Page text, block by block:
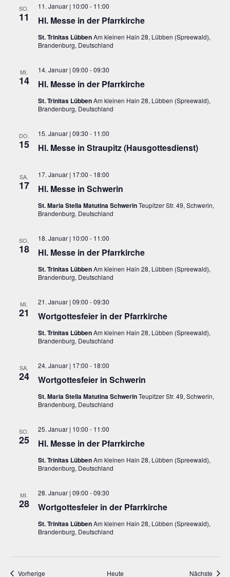
SO.
11 Hl. Messe in der Pfarrkirche
11. Januar | 10:00 - 11:00
St. Trinitas LübbenAm kleinen Hain 28, Lübben (Spreewald),
Brandenburg, Deutschland
MI.
14 Hl. Messe in der Pfarrkirche
14. Januar | 09:00 -09:30
St. Trinitas LübbenAm kleinen Hain 28, Lübben (Spreewald),
Brandenburg, Deutschland
DO.
15 Hl. Messe in Straupitz (Hausgottesdienst)
15. Januar | 09:30 - 11:00
SA.
17 Hl. Messe in Schwerin
17. Januar | 17:00 - 18:00
St. Maria Stella Matutina SchwerinTeupitzer Str. 49, Schwerin,
Brandenburg, Deutschland
SO.
18 Hl. Messe in der Pfarrkirche
18. Januar | 10:00 - 11:00
St. Trinitas LübbenAm kleinen Hain 28, Lübben (Spreewald),
Brandenburg, Deutschland
MI.
21 Wortgottesfeier in der Pfarrkirche
21. Januar | 09:00 -09:30
St. Trinitas LübbenAm kleinen Hain 28, Lübben (Spreewald),
Brandenburg, Deutschland
SA.
24 Wortgottesfeier in Schwerin
24. Januar | 17:00 - 18:00
St. Maria Stella Matutina SchwerinTeupitzer Str. 49, Schwerin,
Brandenburg, Deutschland
SO.
25 Hl. Messe in der Pfarrkirche
25. Januar | 10:00 - 11:00
St. Trinitas LübbenAm kleinen Hain 28, Lübben (Spreewald),
Brandenburg, Deutschland
MI.
28 Wortgottesfeier in der Pfarrkirche
28. Januar | 09:00 -09:30
St. Trinitas LübbenAm kleinen Hain 28, Lübben (Spreewald),
Brandenburg, Deutschland
VorherigeVeranstaltungen Heute Nächste